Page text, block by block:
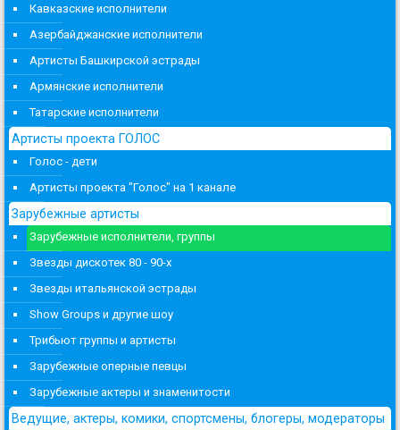
Кавказские исполнители
Азербайджанские исполнители
Артисты Башкирской эстрады
Армянские исполнители
Татарские исполнители
Артисты проекта ГОЛОС
Голос - дети
Артисты проекта "Голос" на 1 канале
Зарубежные артисты
Зарубежные исполнители, группы
Звезды дискотек 80 - 90-х
Звезды итальянской эстрады
Show Groups и другие шоу
Трибьют группы и артисты
Зарубежные оперные певцы
Зарубежные актеры и знаменитости
Ведущие, актеры, комики, спортсмены, блогеры, модераторы